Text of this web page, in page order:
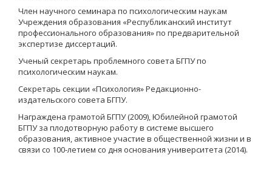
Член научного семинара по психологическим наукам
Учреждения образования «Республиканский институт
профессионального образования» по предварительной
экспертизе диссертаций.
Ученый секретарь проблемного совета БГПУ по
психологическим наукам.
Секретарь секции «Психология» Редакционно-
издательского совета БГПУ.
Награждена грамотой БГПУ (2009), Юбилейной грамотой
БГПУ за плодотворную работу в системе высшего
образования, активное участие в общественной жизни и в
связи со 100-летием со дня основания университета (2014).